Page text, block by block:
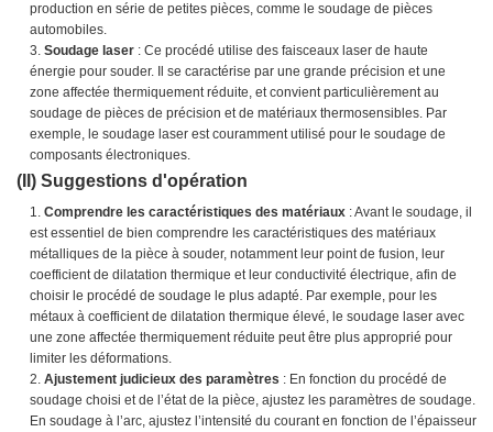
production en série de petites pièces, comme le soudage de pièces
automobiles.
Soudage laser : Ce procédé utilise des faisceaux laser de haute
énergie pour souder. Il se caractérise par une grande précision et une
zone affectée thermiquement réduite, et convient particulièrement au
soudage de pièces de précision et de matériaux thermosensibles. Par
exemple, le soudage laser est couramment utilisé pour le soudage de
composants électroniques.
(II) Suggestions d'opération
Comprendre les caractéristiques des matériaux : Avant le soudage, il
est essentiel de bien comprendre les caractéristiques des matériaux
métalliques de la pièce à souder, notamment leur point de fusion, leur
coefficient de dilatation thermique et leur conductivité électrique, afin de
choisir le procédé de soudage le plus adapté. Par exemple, pour les
métaux à coefficient de dilatation thermique élevé, le soudage laser avec
une zone affectée thermiquement réduite peut être plus approprié pour
limiter les déformations.
Ajustement judicieux des paramètres : En fonction du procédé de
soudage choisi et de l’état de la pièce, ajustez les paramètres de soudage.
En soudage à l’arc, ajustez l’intensité du courant en fonction de l’épaisseur